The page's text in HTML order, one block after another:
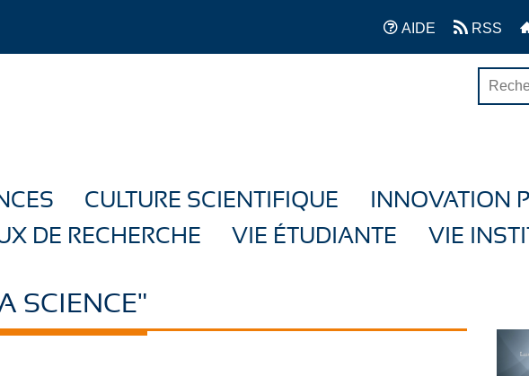
AIDE RSS
CULTURE SCIENTIFIQUE
INNOVATION
DE RECHERCHE
VIE ÉTUDIANTE VIE
SCIENCE"